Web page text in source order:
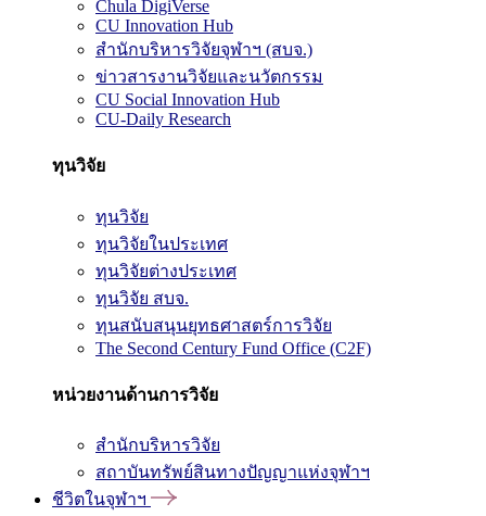
Chula DigiVerse
CU Innovation Hub
สำนักบริหารวิจัยจุฬาฯ (สบจ.)
ข่าวสารงานวิจัยและนวัตกรรม
CU Social Innovation Hub
CU-Daily Research
ทุนวิจัย
ทุนวิจัย
ทุนวิจัยในประเทศ
ทุนวิจัยต่างประเทศ
ทุนวิจัย สบจ.
ทุนสนับสนุนยุทธศาสตร์การวิจัย
The Second Century Fund Office (C2F)
หน่วยงานด้านการวิจัย
สำนักบริหารวิจัย
สถาบันทรัพย์สินทางปัญญาแห่งจุฬาฯ
ชีวิตในจุฬาฯ